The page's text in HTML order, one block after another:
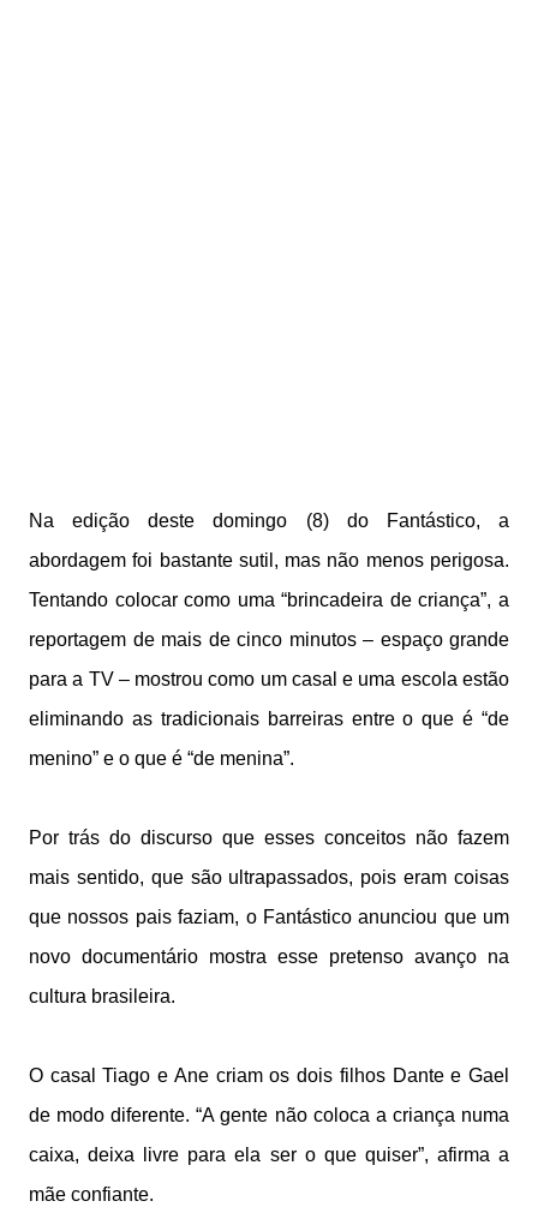
Na edição deste domingo (8) do Fantástico, a
abordagem foi bastante sutil, mas não menos perigosa.
Tentando colocar como uma “brincadeira de criança”, a
reportagem de mais de cinco minutos – espaço grande
para a TV – mostrou como um casal e uma escola estão
eliminando as tradicionais barreiras entre o que é “de
menino” e o que é “de menina”.
Por trás do discurso que esses conceitos não fazem
mais sentido, que são ultrapassados, pois eram coisas
que nossos pais faziam, o Fantástico anunciou que um
novo documentário mostra esse pretenso avanço na
cultura brasileira.
O casal Tiago e Ane criam os dois filhos Dante e Gael
de modo diferente. “A gente não coloca a criança numa
caixa, deixa livre para ela ser o que quiser”, afirma a
mãe confiante.